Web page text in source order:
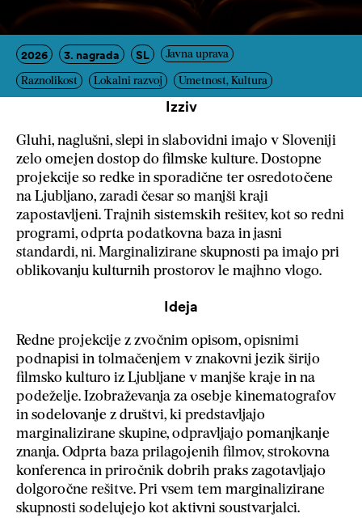
2026 3. nagrada SL Javna uprava
Raznolikost Lokalni razvoj Umetnost, Kultura
Izziv
Gluhi, naglušni, slepi in slabovidni imajo v Sloveniji
zelo omejen dostop do filmske kulture. Dostopne
projekcije so redke in sporadične ter osredotočene
na Ljubljano, zaradi česar so manjši kraji
zapostavljeni. Trajnih sistemskih rešitev, kot so redni
programi, odprta podatkovna baza in jasni
standardi, ni. Marginalizirane skupnosti pa imajo pri
oblikovanju kulturnih prostorov le majhno vlogo.
Ideja
Redne projekcije z zvočnim opisom, opisnimi
podnapisi in tolmačenjem v znakovni jezik širijo
filmsko kulturo iz Ljubljane v manjše kraje in na
podeželje. Izobraževanja za osebje kinematografov
in sodelovanje z društvi, ki predstavljajo
marginalizirane skupine, odpravljajo pomanjkanje
znanja. Odprta baza prilagojenih filmov, strokovna
konferenca in priročnik dobrih praks zagotavljajo
dolgoročne rešitve. Pri vsem tem marginalizirane
skupnosti sodelujejo kot aktivni soustvarjalci.